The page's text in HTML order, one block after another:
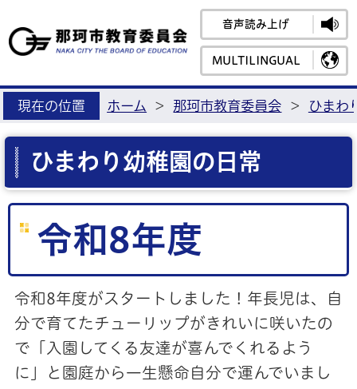
那珂市教
音声読み上げ
MULTILINGUAL
現在の位置 ホーム > 那珂市教育委員会 > ひまわ
ひまわり幼稚園の日常
令和8年度
令和8年度がスタートしました！年長児は、自
分で育てたチューリップがきれいに咲いたの
で「入園してくる友達が喜んでくれるよう
に」と園庭から一生懸命自分で運んでいまし